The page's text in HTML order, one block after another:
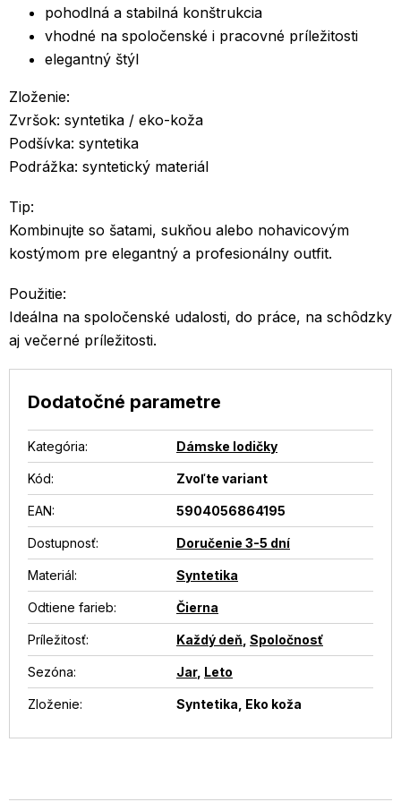
pohodlná a stabilná konštrukcia
vhodné na spoločenské i pracovné príležitosti
elegantný štýl
Zloženie:
Zvršok: syntetika / eko-koža
Podšívka: syntetika
Podrážka: syntetický materiál
Tip:
Kombinujte so šatami, sukňou alebo nohavicovým
kostýmom pre elegantný a profesionálny outfit.
Použitie:
Ideálna na spoločenské udalosti, do práce, na schôdzky
aj večerné príležitosti.
Dodatočné parametre
Kategória: Dámske lodičky
Kód: Zvoľte variant
EAN: 5904056864195
Dostupnosť: Doručenie 3-5 dní
Materiál: Syntetika
Odtiene farieb: Čierna
Príležitosť: Každý deň Spoločnosť
Sezóna: Jar, Leto
Zloženie: Syntetika, Eko koža